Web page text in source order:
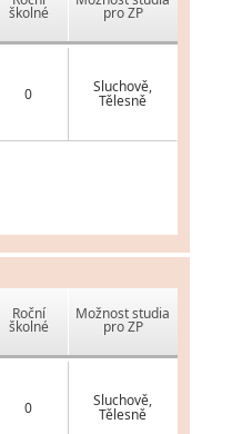
školné pro ZP
0 Sluchově,
Tělesně
Roční
školné
Možnost studia
pro ZP
0 Sluchově,
Tělesně